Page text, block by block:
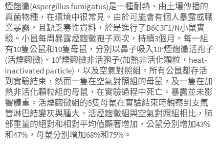
煙麴黴(Aspergillus fumigatus)是一種耐熱、由土壤傳播的
真菌物種，在環境中很常見。由於可能會有個人暴露或職
業暴露，且缺乏毒性資料，於是進行了B6C3F1/N小鼠實
驗。小鼠每周暴露煙麴黴孢子兩次，持續3個月。每一組
有10隻公鼠和10隻母鼠，分別以鼻子吸入105煙麴黴活孢子
(活煙麴黴)、105煙麴黴非活孢子(加熱非活化顆粒，heat-
inactivated particle)，以及空氣對照組。所有公鼠都存活
到實驗結束，然而一隻在空氣對照組的母鼠，及一隻在加
熱非活化顆粒組的母鼠，在實驗過程中死亡。暴露並未影
響體重。活煙麴黴組的5隻母鼠在實驗結束時觀察到支氣
管淋巴結變灰與腫大。活煙麴黴組與空氣對照組相比，肺
部重量的絕對和相對平均值顯著增加，公鼠分別增加43%
和47%，母鼠分別增加68%和75%。